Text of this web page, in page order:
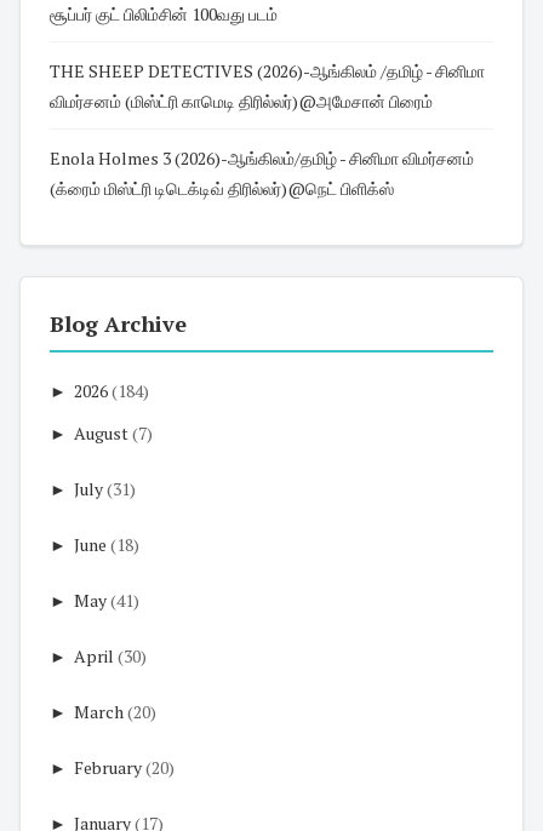
சூப்பர் குட் பிலிம்சின் 100வது படம்
THE SHEEP DETECTIVES (2026)-ஆங்கிலம் /தமிழ் - சினிமா
விமர்சனம் (மிஸ்ட்ரி காமெடி திரில்லர்)@அமேசான் பிரைம்
Enola Holmes 3 (2026)-ஆங்கிலம்/தமிழ் - சினிமா விமர்சனம்
(க்ரைம் மிஸ்ட்ரி டிடெக்டிவ் திரில்லர்)@நெட் பிளிக்ஸ்
Blog Archive
► 2026(184)
► August(7)
► July(31)
► June (18)
► May(41)
► April (30)
► March(20)
► February(20)
► January(17)